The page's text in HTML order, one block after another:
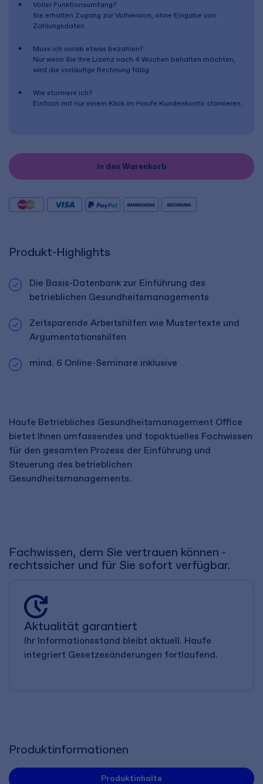
Produkt-Highlights
Die Basis-Datenbank zur Einführung des
betrieblichen Gesundheitsmanagements
Zeitsparende Arbeitshilfen wie Mustertexte und
Argumentationshilfen
mind. 6 Online-Seminare inklusive
Haufe Betriebliches Gesundheitsmanagement Office
bietet Ihnen umfassendes und topaktuelles Fachwissen
für den gesamten Prozess der Einführung und
Steuerung des betrieblichen
Gesundheitsmanagements.
Voller Funktionsumfang?
Sie erhalten Zugang zur Vollversion, ohne Eingabe von
Zahlungsdaten
Muss ich vorab etwas bezahlen?
Nur wenn Sie Ihre Lizenz nach 4 Wochen behalten möchten,
wird die vorläufige Rechnung fällig
Wie storniere ich?
Einfach mit nur einem Klick im Haufe Kundenkonto stornieren.
In den Warenkorb
Fachwissen, dem Sie vertrauen können -
rechtssicher und für Sie sofort verfügbar.
Aktualität garantiert
Ihr Informationsstand bleibt aktuell. Haufe
integriert Gesetzesänderungen fortlaufend.
Produktinformationen
Produktinhalte